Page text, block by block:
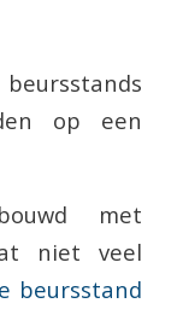
op een
met
niet veel
beursstand